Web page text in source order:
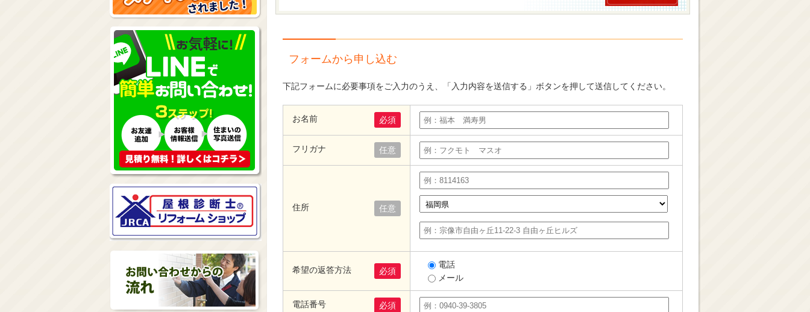
フォームから申し込む
下記フォームに必要事項をご入力のうえ、「入力内容を送信する」ボタンを押して送信してください。
お名前 必須
フリガナ 任意
住所 任意
希望の返答方法 必須
電話
メール
電話番号 必須